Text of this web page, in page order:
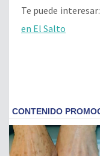
Te puede interesar:
en El Salto